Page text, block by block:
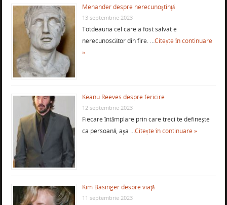
Menander despre nerecunoştinţă
13 septembrie 2023
Totdeauna cel care a fost salvat e
nerecunoscător din fire. …Citește în continuare
»
Keanu Reeves despre fericire
12 septembrie 2023
Fiecare întâmplare prin care treci te defineşte
ca persoană, aşa …Citește în continuare »
Kim Basinger despre viaţă
11 septembrie 2023